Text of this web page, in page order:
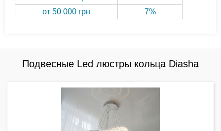
от 50 000 грн
7%
Подвесные Led люстры кольца Diasha